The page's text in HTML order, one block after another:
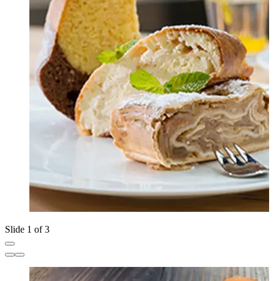
Slide 1 of 3